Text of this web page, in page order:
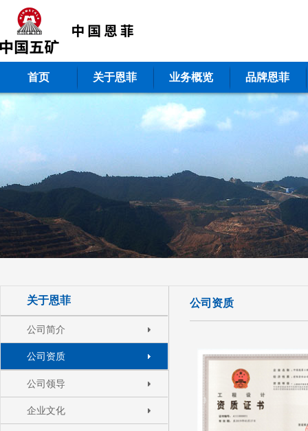
首页 关于恩菲 业务概览 品牌恩菲
关于恩菲
公司简介
公司资质
公司领导
企业文化
公司资质